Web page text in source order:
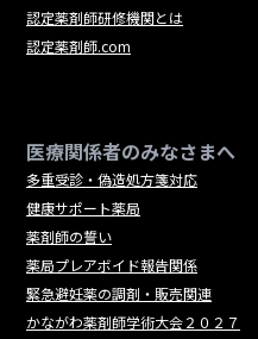
認定薬剤師研修機関とは
認定薬剤師.com
医療関係者のみなさまへ
多重受診・偽造処方箋対応
健康サポート薬局
薬剤師の誓い
薬局プレアボイド報告関係
緊急避妊薬の調剤・販売関連
かながわ薬剤師学術大会２０２７